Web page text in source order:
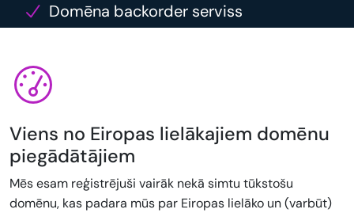
Domēna backorder serviss
Viens no Eiropas lielākajiem domēnu
piegādātājiem
Mēs esam reģistrējuši vairāk nekā simtu tūkstošu
domēnu, kas padara mūs par Eiropas lielāko un (varbūt)